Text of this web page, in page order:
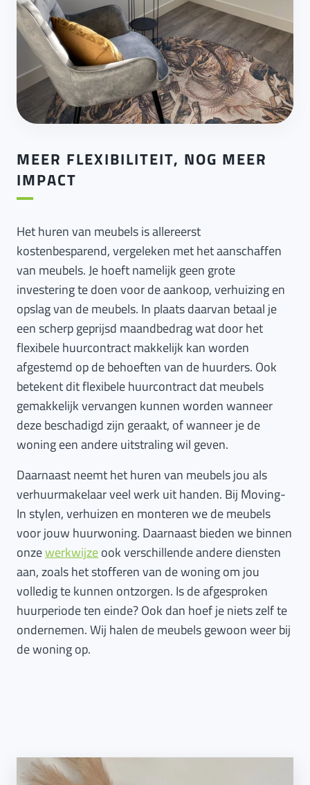
MEER FLEXIBILITEIT, NOG MEER
IMPACT
Het huren van meubels is allereerst
kostenbesparend, vergeleken met het aanschaffen
van meubels. Je hoeft namelijk geen grote
investering te doen voor de aankoop, verhuizing en
opslag van de meubels. In plaats daarvan betaal je
een scherp geprijsd maandbedrag wat door het
flexibele huurcontract makkelijk kan worden
afgestemd op de behoeften van de huurders. Ook
betekent dit flexibele huurcontract dat meubels
gemakkelijk vervangen kunnen worden wanneer
deze beschadigd zijn geraakt, of wanneer je de
woning een andere uitstraling wil geven.
Daarnaast neemt het huren van meubels jou als
verhuurmakelaar veel werk uit handen. Bij Moving-
In stylen, verhuizen en monteren we de meubels
voor jouw huurwoning. Daarnaast bieden we binnen
onzewerkwijzeook verschillende andere diensten
aan, zoals het stofferen van de woning om jou
volledig te kunnen ontzorgen. Is de afgesproken
huurperiode ten einde? Ook dan hoef je niets zelf te
ondernemen. Wij halen de meubels gewoon weer bij
de woning op.